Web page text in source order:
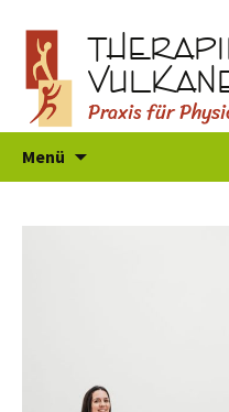
Praxis für
Menü